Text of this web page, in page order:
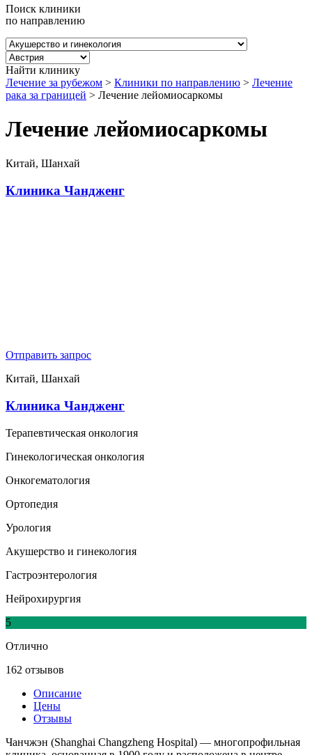
Поиск клиники
по направлению
Найти клинику
Лечение за рубежом > Клиники по направлению > Лечение
рака за границей > Лечение лейомиосаркомы
Лечение лейомиосаркомы
Китай, Шанхай
Клиника Чандженг
Отправить запрос
Китай, Шанхай
Клиника Чандженг
Терапевтическая онкология
Гинекологическая онкология
Онкогематология
Ортопедия
Урология
Акушерство и гинекология
Гастроэнтерология
Нейрохирургия
5
Отлично
162 отзывов
Описание
Цены
Отзывы
Чанчжэн (Shanghai Changzheng Hospital) — многопрофильная